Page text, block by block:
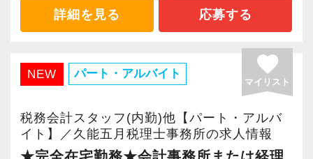
・顧客対応や提案業務に挑戦したい方
・資産税など専門性を高めたい方
・将来的にマネジメントに関わりたい方
＜まずはカジュアル面談へ＞
・事前に気軽な面談を実施
・仕事内容やキャリアを相談可
・ざっくばらんに質問OK
・経験値が自然と積み上がる環境
・有給取得率90％以上
・繁忙期も月30～40h程度
・男性の育休取得率100％
・テレワーク導入済み
詳細を見る 応募する
NEW パート・アルバイト favorite
マイリスト
税務会計スタッフ(内勤)他【パート・アルバ
イト】／久能五月税理士事務所の求人情報